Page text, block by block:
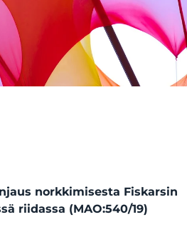
norkkimisesta Fiskarsin
riidassa (MAO:540/19)